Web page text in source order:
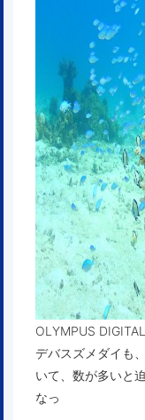
OLYMPUS
デバスズメダイも
いて、数が多いと
なっ